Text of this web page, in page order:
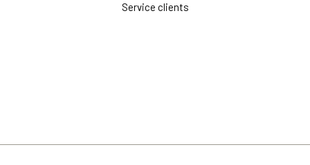
Service clients